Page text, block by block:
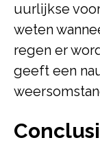
uurlijkse
weten
regen er
geeft een